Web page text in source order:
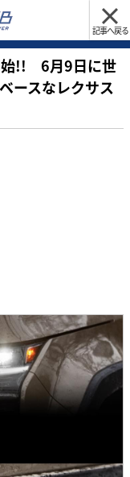
記事へ戻る
始!! 6月9日に世
ースなレクサス